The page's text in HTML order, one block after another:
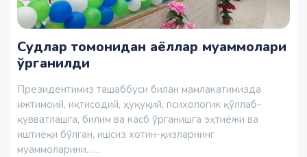
Судлар томонидан аёллар муаммолари
ўрганилди
Президентимиз ташаббуси билан мамлакатимизда
ижтимоий, иқтисодий, ҳуқуқий, психологик қўллаб-
қувватлашга, билим ва касб ўрганишга эҳтиёжи ва
иштиёқи бўлган, ишсиз хотин-қизларнинг
муаммоларини…...